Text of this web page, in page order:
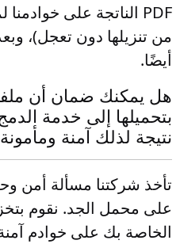
من تنزيلها دون تعجل)،
أيضًا.
هل يمكنك ضمان أن
بتحميلها إلى خدمة
نتيجة لذلك آمنة
تأخذ شركتنا مسألة أمن
الخاصة بك على خوادم